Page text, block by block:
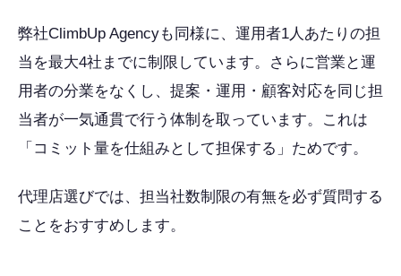
弊社ClimbUp Agencyも同様に、運用者1人あたりの担
当を最大4社までに制限しています。さらに営業と運
用者の分業をなくし、提案・運用・顧客対応を同じ担
当者が一気通貫で行う体制を取っています。これは
「コミット量を仕組みとして担保する」ためです。
代理店選びでは、担当社数制限の有無を必ず質問する
ことをおすすめします。